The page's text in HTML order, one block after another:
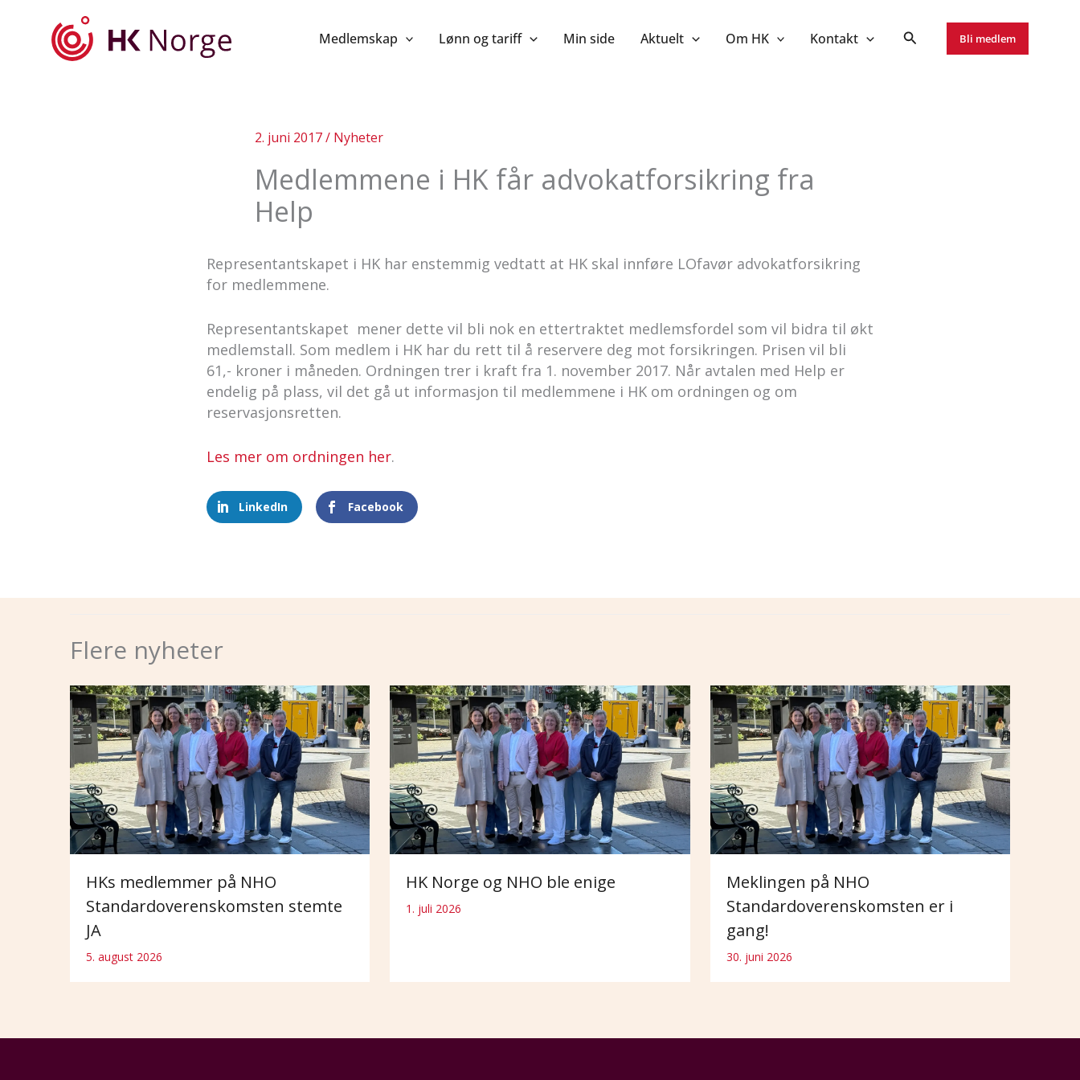
Medlemskap Lønn og tariff Min side Aktuelt Om HK Kontakt Bli medlem
2. juni 2017/ Nyheter
Medlemmene i HK får advokatforsikring fra
Help
Representantskapet i HK har enstemmig vedtatt at HK skal innføre LOfavør advokatforsikring
for medlemmene.
Representantskapet mener dette vil bli nok en ettertraktet medlemsfordel som vil bidra til økt
medlemstall. Som medlem i HK har du rett til å reservere deg mot forsikringen. Prisen vil bli
61,- kroner i måneden. Ordningen trer i kraft fra 1. november 2017. Når avtalen med Help er
endelig på plass, vil det gå ut informasjon til medlemmene i HK om ordningen og om
reservasjonsretten.
Les mer om ordningen her.
LinkedIn Facebook
Flere nyheter
HKs medlemmer på NHO
Standardoverenskomsten stemte
JA
5. august 2026
HK Norge og NHO ble enige
1. juli 2026
Meklingen på NHO
Standardoverenskomsten er i
gang!
30. juni 2026